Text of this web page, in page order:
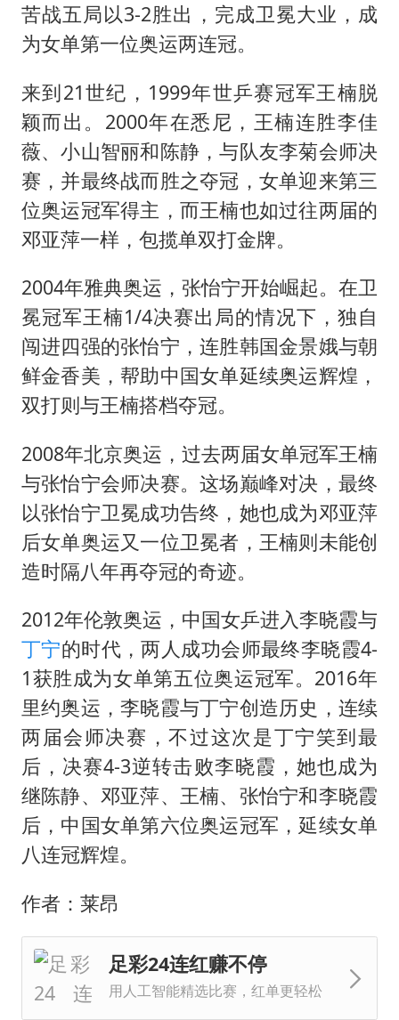
苦战五局以3-2胜出，完成卫冕大业，成
为女单第一位奥运两连冠。
来到21世纪，1999年世乒赛冠军王楠脱
颖而出。2000年在悉尼，王楠连胜李佳
薇、小山智丽和陈静，与队友李菊会师决
赛，并最终战而胜之夺冠，女单迎来第三
位奥运冠军得主，而王楠也如过往两届的
邓亚萍一样，包揽单双打金牌。
2004年雅典奥运，张怡宁开始崛起。在卫
冕冠军王楠1/4决赛出局的情况下，独自
闯进四强的张怡宁，连胜韩国金景娥与朝
鲜金香美，帮助中国女单延续奥运辉煌，
双打则与王楠搭档夺冠。
2008年北京奥运，过去两届女单冠军王楠
与张怡宁会师决赛。这场巅峰对决，最终
以张怡宁卫冕成功告终，她也成为邓亚萍
后女单奥运又一位卫冕者，王楠则未能创
造时隔八年再夺冠的奇迹。
2012年伦敦奥运，中国女乒进入李晓霞与
丁宁的时代，两人成功会师最终李晓霞4-
1获胜成为女单第五位奥运冠军。2016年
里约奥运，李晓霞与丁宁创造历史，连续
两届会师决赛，不过这次是丁宁笑到最
后，决赛4-3逆转击败李晓霞，她也成为
继陈静、邓亚萍、王楠、张怡宁和李晓霞
后，中国女单第六位奥运冠军，延续女单
八连冠辉煌。
作者：莱昂
足彩24连红赚不停
用人工智能精选比赛，红单更轻松